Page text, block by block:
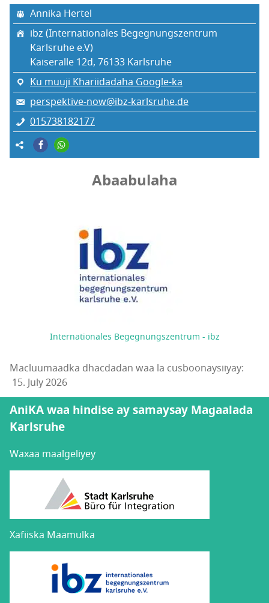
Annika Hertel
ibz (Internationales Begegnungszentrum
Karlsruhe e.V)
Kaiseralle 12d, 76133 Karlsruhe
Ku muuji Khariidadaha Google-ka
perspektive-now@ibz-karlsruhe.de
015738182177
Abaabulaha
Internationales Begegnungszentrum - ibz
Macluumaadka dhacdadan waa la cusboonaysiiyay:
15. July 2026
AniKA waa hindise ay samaysay Magaalada
Karlsruhe
Waxaa maalgeliyey
Xafiiska Maamulka